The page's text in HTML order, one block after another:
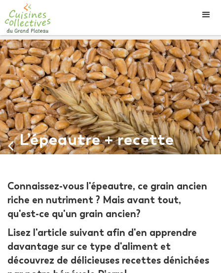
arrow_back_ios_new L’épeautre + recette
Connaissez-vous l'épeautre, ce grain ancien
riche en nutriment ? Mais avant tout,
qu'est-ce qu'un grain ancien?
Lisez l'article suivant afin d'en apprendre
davantage sur ce type d'aliment et
découvrez de délicieuses recettes dénichées